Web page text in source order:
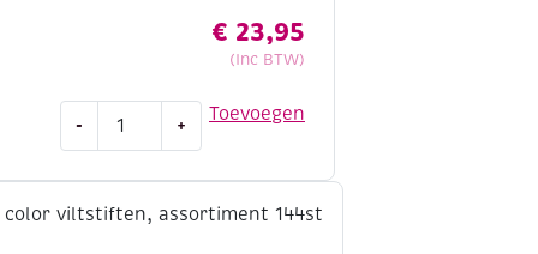
€ 23,95
(Inc BTW)
Toevoegen
-
assortiment
+